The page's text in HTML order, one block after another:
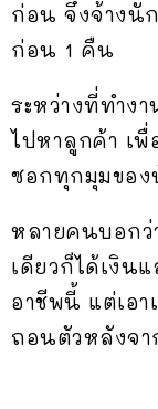
ก่อน จึงจ้างนั
ก่อน 1 คืน
ระหว่างที่ทำง
ไปหาลูกค้า เพื่
ซอกทุกมุมของ
หลายคนบอก
เดียวก็ได้เงิน
อาชีพนี้ แต่เอ
ถอนตัวหลังจา